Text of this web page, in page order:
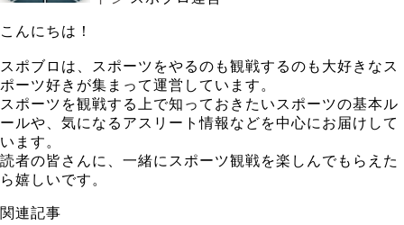
こんにちは！
スポブロは、スポーツをやるのも観戦するのも大好きなス
ポーツ好きが集まって運営しています。
スポーツを観戦する上で知っておきたいスポーツの基本ル
ールや、気になるアスリート情報などを中心にお届けして
います。
読者の皆さんに、一緒にスポーツ観戦を楽しんでもらえた
ら嬉しいです。
関連記事